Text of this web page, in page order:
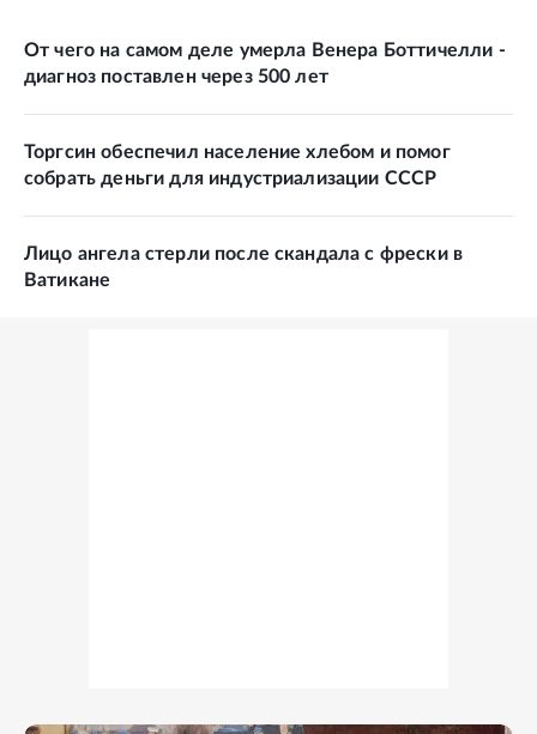
От чего на самом деле умерла Венера Боттичелли -
диагноз поставлен через 500 лет
Торгсин обеспечил население хлебом и помог
собрать деньги для индустриализации СССР
Лицо ангела стерли после скандала с фрески в
Ватикане